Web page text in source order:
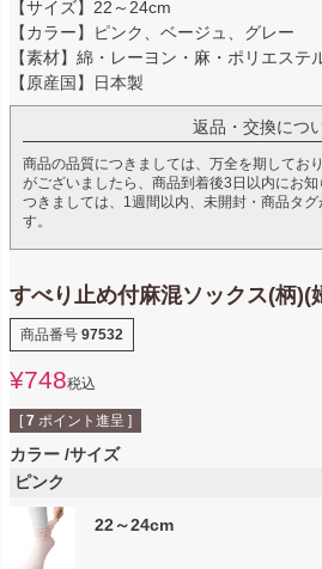
【サイズ】22～24cm
【カラー】ピンク、ベージュ、グレー
【素材】綿・レーヨン・麻・ポリエステ
【原産国】日本製
返品・交換につ
商品の品質につきましては、万全を期してお
がございましたら、商品到着後3日以内にお
つきましては、1週間以内、未開封・商品タ
す。
すべり止め付麻混ソックス(柄)(
商品番号 97532
¥748税込
[ 7 ポイント進呈 ]
カラー サイズ
ピンク
22～24cm